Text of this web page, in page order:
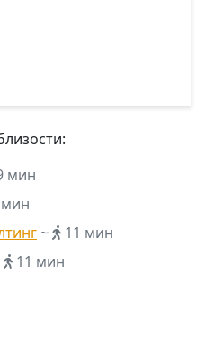
мин
~
11 мин
11 мин